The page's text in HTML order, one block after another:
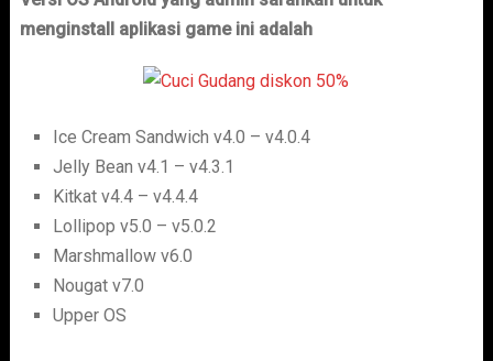
menginstall aplikasi game ini adalah
Ice Cream Sandwich v4.0 – v4.0.4
Jelly Bean v4.1 – v4.3.1
Kitkat v4.4 – v4.4.4
Lollipop v5.0 – v5.0.2
Marshmallow v6.0
Nougat v7.0
Upper OS